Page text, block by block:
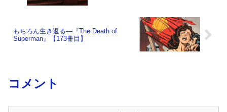
もちろん生き返る―『The Death of
Superman』【173冊目】
コメント